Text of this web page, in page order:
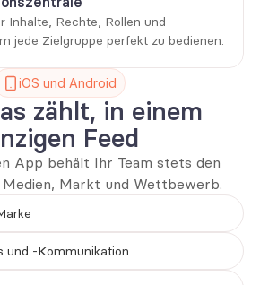
Inhalte, Rechte, Rollen und
jede Zielgruppe perfekt zu bedienen.
iOS und Android
zählt, in einem
Feed
App behält Ihr Team stets den
Markt und Wettbewerb.
und -Kommunikation